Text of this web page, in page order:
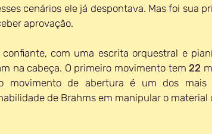
cenários ele já despontava. Mas foi sua
aprovação.
com uma escrita orquestral e
na cabeça. O primeiro movimento tem 22
movimento de abertura é um dos mais
de Brahms em manipular o material